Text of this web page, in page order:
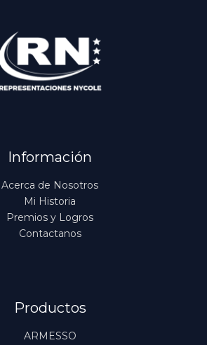
Información
Acerca de Nosotros
Mi Historia
Premios y Logros
Contactanos
Productos
ARMESSO